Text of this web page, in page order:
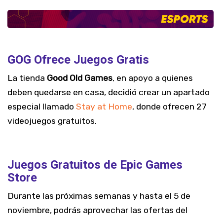
GOG Ofrece Juegos Gratis
La tienda Good Old Games, en apoyo a quienes
deben quedarse en casa, decidió crear un apartado
especial llamado Stay at Home, donde ofrecen 27
videojuegos gratuitos.
Juegos Gratuitos de Epic Games
Store
Durante las próximas semanas y hasta el 5 de
noviembre, podrás aprovechar las ofertas del